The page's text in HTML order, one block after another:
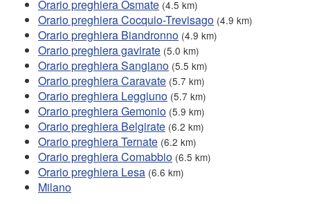
Orario preghiera Osmate (4.5 km)
Orario preghiera Cocquio-Trevisago (4.9 km)
Orario preghiera Biandronno (4.9 km)
Orario preghiera gavirate (5.0 km)
Orario preghiera Sangiano (5.5 km)
Orario preghiera Caravate (5.7 km)
Orario preghiera Leggiuno (5.7 km)
Orario preghiera Gemonio (5.9 km)
Orario preghiera Belgirate (6.2 km)
Orario preghiera Ternate (6.2 km)
Orario preghiera Comabbio (6.5 km)
Orario preghiera Lesa (6.6 km)
Milano